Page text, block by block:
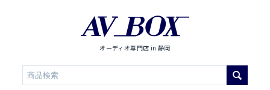
オーディオ専門店 in 静岡